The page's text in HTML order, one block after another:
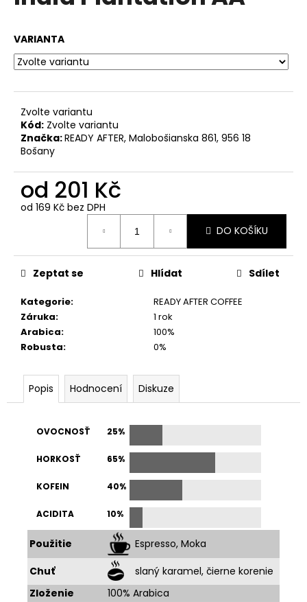
5
hvězdiček.
VARIANTA
Zvolte variantu
Kód: Zvolte variantu
Značka:READY AFTER, Malobošianska 861, 956 18
Bošany
od 201 Kč
od 169 Kč bez DPH
DO KOŠÍKU
Kategorie:
READY AFTER COFFEE
Záruka:
1 rok
Arabica:
100%
Robusta: 0%
Zeptat se Hlídat Sdílet
Popis Hodnocení Diskuze
OVOCNOSŤ 25%
HORKOSŤ 65%
KOFEIN 40%
ACIDITA 10%
Použitie
Espresso, Moka
Chuť
slaný karamel, čierne korenie
Zloženie
100% Arabica
j
e
m
LUCAFFÉ
ESPRESSO
BAR
ZRNKOVÁ
1
KG
386
Kč